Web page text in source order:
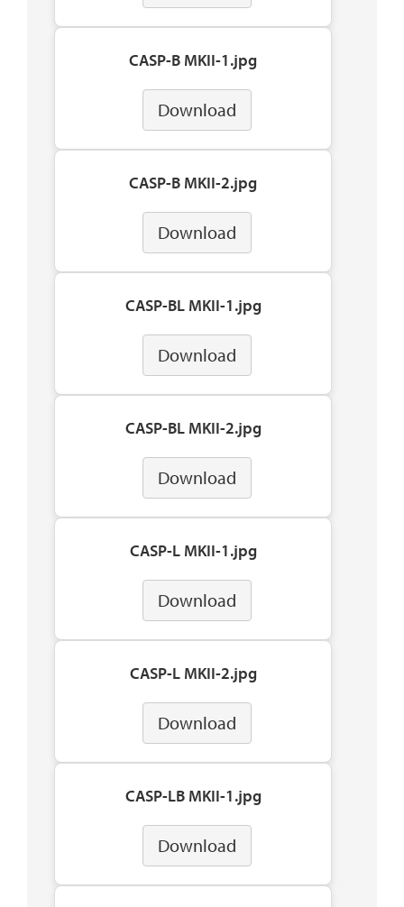
CASP-B MKII-1.jpg
Download
CASP-B MKII-2.jpg
Download
CASP-BL MKII-1.jpg
Download
CASP-BL MKII-2.jpg
Download
CASP-L MKII-1.jpg
Download
CASP-L MKII-2.jpg
Download
CASP-LB MKII-1.jpg
Download